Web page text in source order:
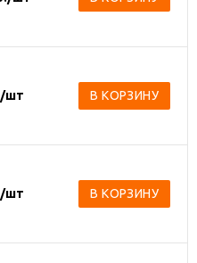
/шт В КОРЗИНУ
/шт В КОРЗИНУ